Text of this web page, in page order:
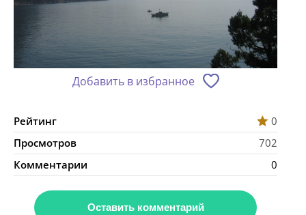
Добавить в избранное
Рейтинг
0
Просмотров
702
Комментарии
0
Оставить комментарий